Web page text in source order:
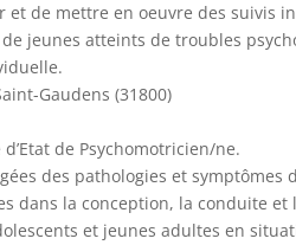
et de mettre en oeuvre des suivis
jeunes atteints de troubles
Gaudens (31800)
de Psychomotricien/ne.
des pathologies et
dans la conception, la conduite
et jeunes adultes en